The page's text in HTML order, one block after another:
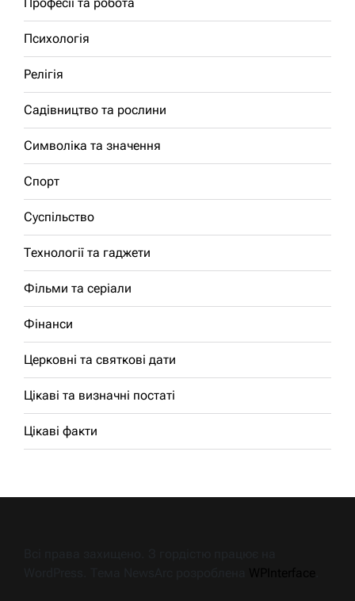
Психологія
Релігія
Садівництво та рослини
Символіка та значення
Спорт
Суспільство
Технології та гаджети
Фільми та серіали
Фінанси
Церковні та святкові дати
Цікаві та визначні постаті
Цікаві факти